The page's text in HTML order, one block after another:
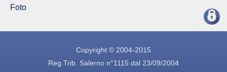
Foto
Copyright © 2004-2015
Reg.Trib. Salerno n°1115 dal 23/09/2004